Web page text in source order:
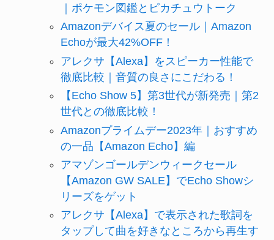
｜ポケモン図鑑とピカチュウトーク
Amazonデバイス夏のセール｜Amazon
Echoが最大42%OFF！
アレクサ【Alexa】をスピーカー性能で
徹底比較｜音質の良さにこだわる！
【Echo Show 5】第3世代が新発売｜第2
世代との徹底比較！
Amazonプライムデー2023年｜おすすめ
の一品【Amazon Echo】編
アマゾンゴールデンウィークセール
【Amazon GW SALE】でEcho Showシ
リーズをゲット
アレクサ【Alexa】で表示された歌詞を
タップして曲を好きなところから再生す